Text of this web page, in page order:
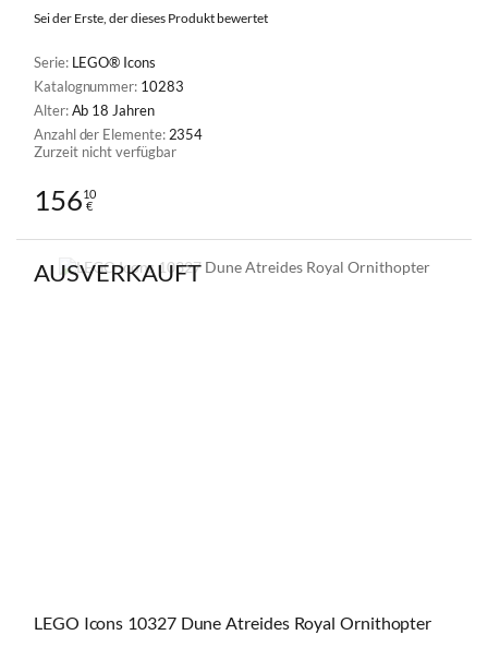
Sei der Erste, der dieses Produkt bewertet
Serie: LEGO® Icons
Katalognummer: 10283
Alter:Ab 18 Jahren
Anzahl der Elemente: 2354
Zurzeit nicht verfügbar
15610
€
AUSVERKAUFT
LEGO Icons 10327 Dune Atreides Royal Ornithopter